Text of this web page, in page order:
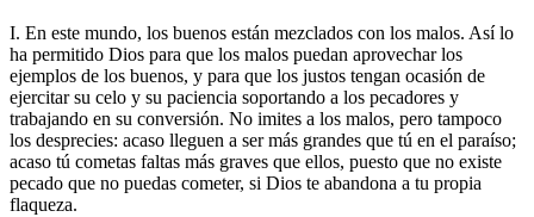
I. En este mundo, los buenos están mezclados con los malos. Así lo
ha permitido Dios para que los malos puedan aprovechar los
ejemplos de los buenos, y para que los justos tengan ocasión de
ejercitar su celo y su paciencia soportando a los pecadores y
trabajando en su conversión. No imites a los malos, pero tampoco
los desprecies: acaso lleguen a ser más grandes que tú en el paraíso;
acaso tú cometas faltas más graves que ellos, puesto que no existe
pecado que no puedas cometer, si Dios te abandona a tu propia
flaqueza.